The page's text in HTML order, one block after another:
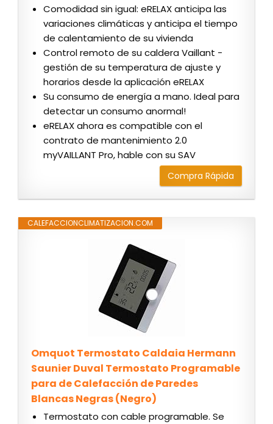
Comodidad sin igual: eRELAX anticipa las
variaciones climáticas y anticipa el tiempo
de calentamiento de su vivienda
Control remoto de su caldera Vaillant -
gestión de su temperatura de ajuste y
horarios desde la aplicación eRELAX
Su consumo de energía a mano. Ideal para
detectar un consumo anormal!
eRELAX ahora es compatible con el
contrato de mantenimiento 2.0
myVAILLANT Pro, hable con su SAV
Compra Rápida
CALEFACCIONCLIMATIZACION.COM
Omquot Termostato Caldaia Hermann
Saunier Duval Termostato Programable
para de Calefacción de Paredes
Blancas Negras (Negro)
Termostato con cable programable. Se